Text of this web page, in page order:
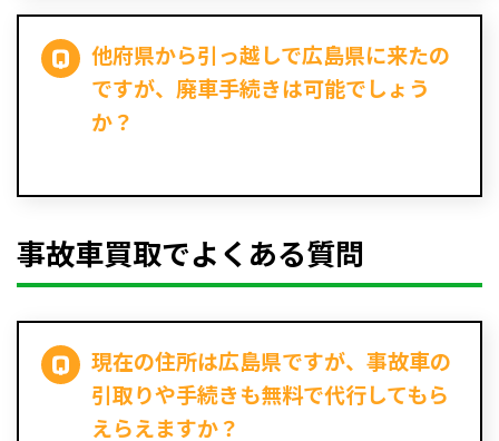
他府県から引っ越しで広島県に来たの
ですが、廃車手続きは可能でしょう
か？
事故車買取でよくある質問
現在の住所は広島県ですが、事故車の
引取りや手続きも無料で代行してもら
えらえますか？